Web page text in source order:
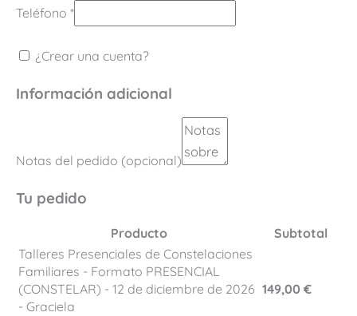
Teléfono *
¿Crear una cuenta?
Información adicional
Notas del pedido (opcional)
Tu pedido
Producto
Subtotal
Talleres Presenciales de Constelaciones
Familiares - Formato PRESENCIAL
(CONSTELAR) - 12 de diciembre de 2026
- Graciela
149,00 €